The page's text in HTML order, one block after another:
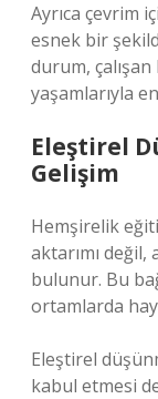
Ayrıca çevrim
esnek bir
durum,
yaşamlarıyla
Eleştirel
Gelişim
Hemşirelik
aktarımı
bulunur. Bu
ortamlarda
Eleştirel
kabul etmesi